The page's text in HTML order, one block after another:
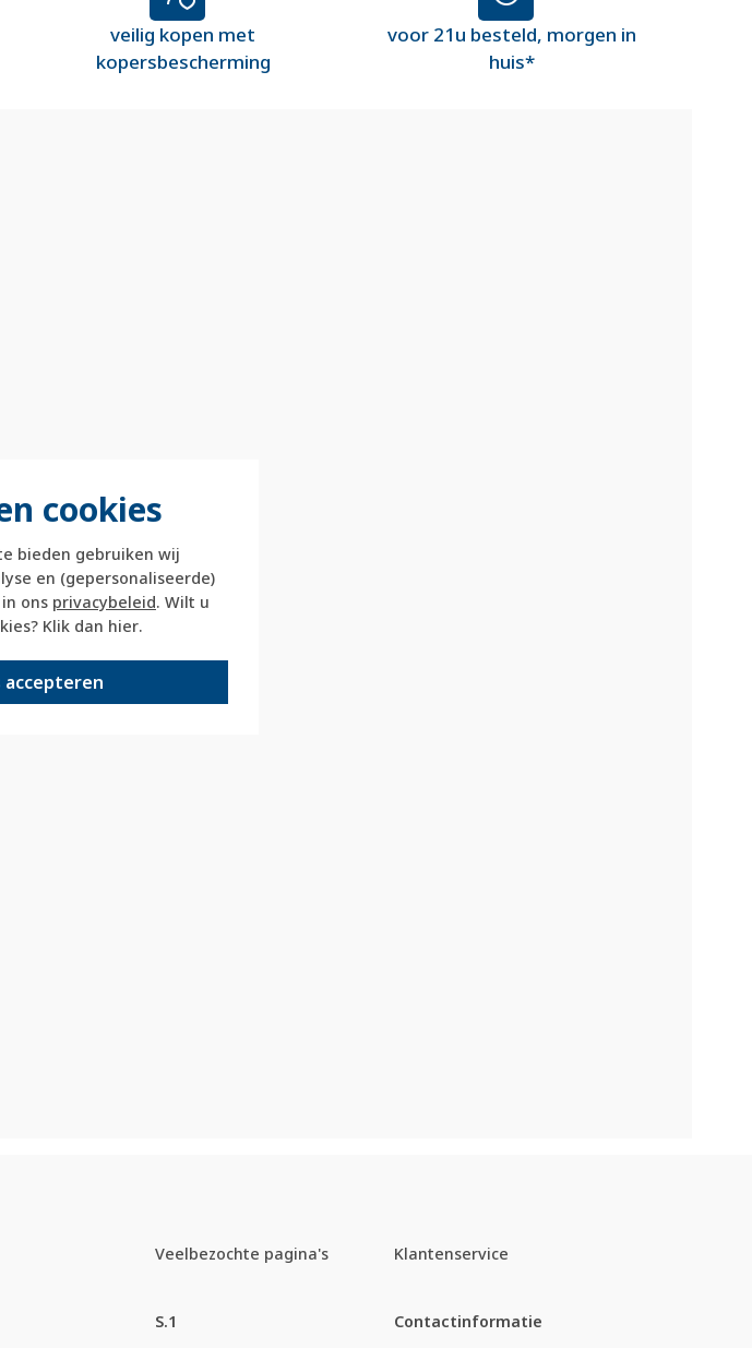
cookies
bieden gebruiken wij
en (gepersonaliseerde)
ons privacybeleid. Wilt u
Klik dan hier.
accepteren
veilig kopen met
kopersbescherming
voor 21u besteld, morgen in
huis*
Veelbezochte pagina's
S.1
Klantenservice
Contactinformatie